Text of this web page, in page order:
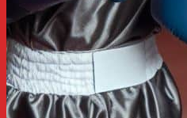
Phải chăng
gổ?